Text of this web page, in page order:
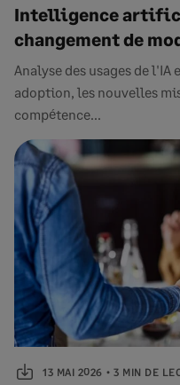
Intelligence
changement de
Analyse des usages de l'IA
adoption, les nouvelles
compétence...
13 MAI 2026 3 MIN DE